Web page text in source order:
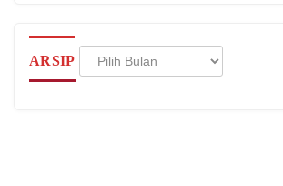
ARSIP
Arsip